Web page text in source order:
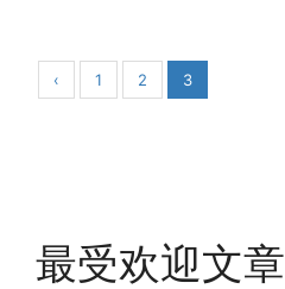
‹ 1 2 3
最受欢迎文章